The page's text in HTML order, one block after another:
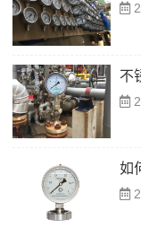
不
如